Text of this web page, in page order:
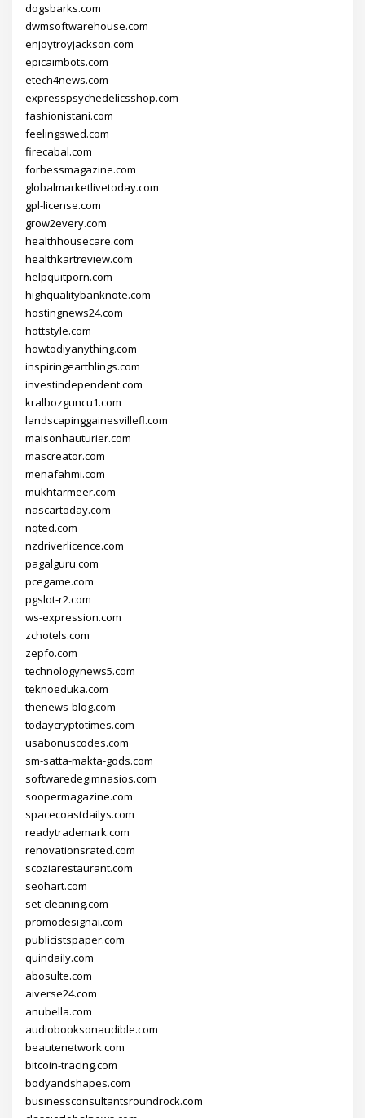
dogsbarks.com
dwmsoftwarehouse.com
enjoytroyjackson.com
epicaimbots.com
etech4news.com
expresspsychedelicsshop.com
fashionistani.com
feelingswed.com
firecabal.com
forbessmagazine.com
globalmarketlivetoday.com
gpl-license.com
grow2every.com
healthhousecare.com
healthkartreview.com
helpquitporn.com
highqualitybanknote.com
hostingnews24.com
hottstyle.com
howtodiyanything.com
inspiringearthlings.com
investindependent.com
kralbozguncu1.com
landscapinggainesvillefl.com
maisonhauturier.com
mascreator.com
menafahmi.com
mukhtarmeer.com
nascartoday.com
nqted.com
nzdriverlicence.com
pagalguru.com
pcegame.com
pgslot-r2.com
ws-expression.com
zchotels.com
zepfo.com
technologynews5.com
teknoeduka.com
thenews-blog.com
todaycryptotimes.com
usabonuscodes.com
sm-satta-makta-gods.com
softwaredegimnasios.com
soopermagazine.com
spacecoastdailys.com
readytrademark.com
renovationsrated.com
scoziarestaurant.com
seohart.com
set-cleaning.com
promodesignai.com
publicistspaper.com
quindaily.com
abosulte.com
aiverse24.com
anubella.com
audiobooksonaudible.com
beautenetwork.com
bitcoin-tracing.com
bodyandshapes.com
businessconsultantsroundrock.com